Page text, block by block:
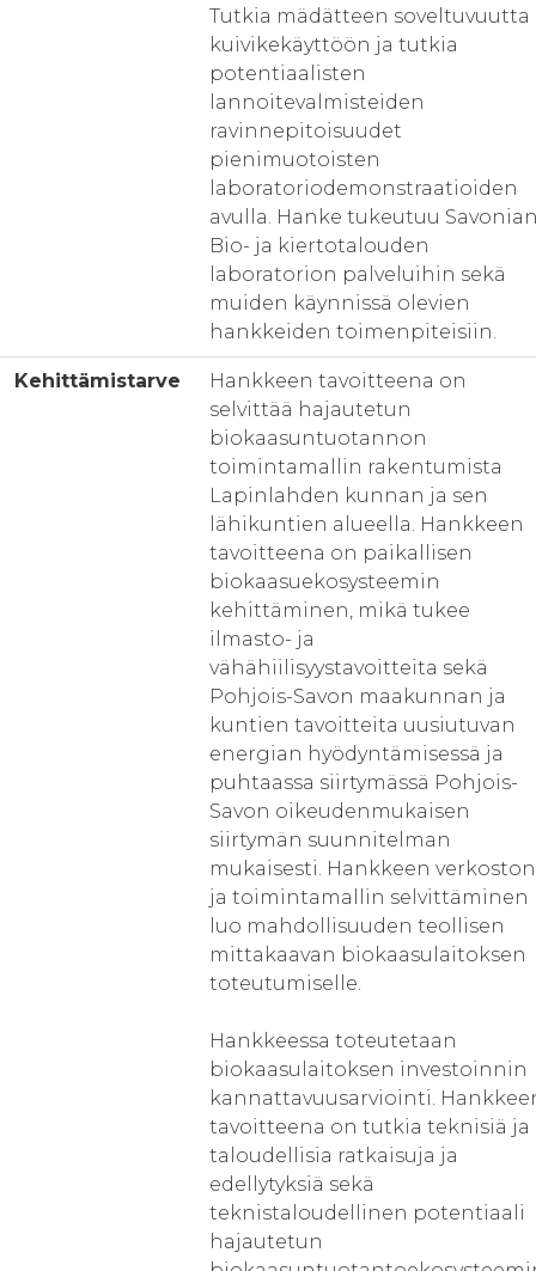
Tutkia mädätteen soveltuvuutta
kuivikekäyttöön ja tutkia
potentiaalisten
lannoitevalmisteiden
ravinnepitoisuudet
pienimuotoisten
laboratoriodemonstraatioiden
avulla. Hanke tukeutuu
Bio- ja kiertotalouden
laboratorion palveluihin sekä
muiden käynnissä olevien
hankkeiden toimenpiteisiin.
Kehittämistarve
Hankkeen tavoitteena on
selvittää hajautetun
biokaasuntuotannon
toimintamallin rakentumista
Lapinlahden kunnan ja sen
lähikuntien alueella. Hankkeen
tavoitteena on paikallisen
biokaasuekosysteemin
kehittäminen, mikä tukee
ilmasto- ja
vähähiilisyystavoitteita sekä
Pohjois-Savon maakunnan ja
kuntien tavoitteita uusiutuvan
energian hyödyntämisessä ja
puhtaassa siirtymässä Pohjois-
Savon oikeudenmukaisen
siirtymän suunnitelman
mukaisesti. Hankkeen verkoston
ja toimintamallin selvittäminen
luo mahdollisuuden teollisen
mittakaavan biokaasulaitoksen
toteutumiselle.
Hankkeessa toteutetaan
biokaasulaitoksen investoinnin
kannattavuusarviointi.
tavoitteena on tutkia teknisiä ja
taloudellisia ratkaisuja ja
edellytyksiä sekä
teknistaloudellinen potentiaali
hajautetun